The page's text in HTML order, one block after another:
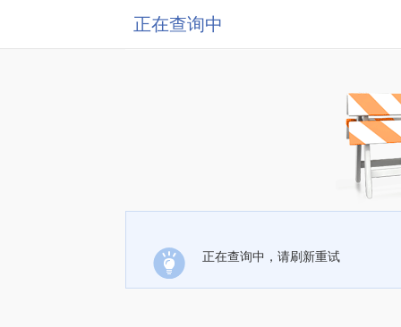
正在查询中
正在查询中，请刷新重试